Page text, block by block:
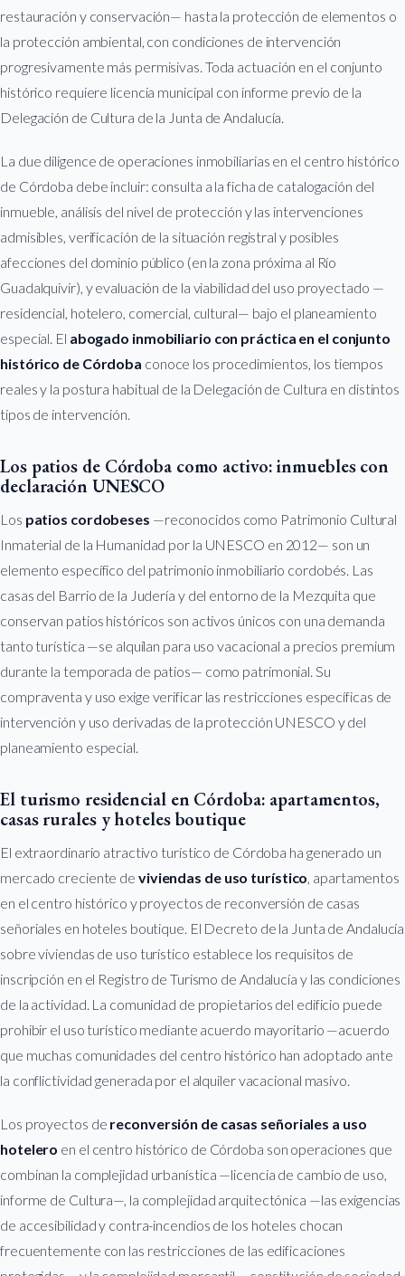
restauración y conservación— hasta la protección de elementos o
la protección ambiental, con condiciones de intervención
progresivamente más permisivas. Toda actuación en el conjunto
histórico requiere licencia municipal con informe previo de la
Delegación de Cultura de la Junta de Andalucía.
La due diligence de operaciones inmobiliarias en el centro histórico
de Córdoba debe incluir: consulta a la ficha de catalogación del
inmueble, análisis del nivel de protección y las intervenciones
admisibles, verificación de la situación registral y posibles
afecciones del dominio público (en la zona próxima al Río
Guadalquivir), y evaluación de la viabilidad del uso proyectado —
residencial, hotelero, comercial, cultural— bajo el planeamiento
especial. El abogado inmobiliario con práctica en el conjunto
histórico de Córdoba conoce los procedimientos, los tiempos
reales y la postura habitual de la Delegación de Cultura en distintos
tipos de intervención.
Los patios de Córdoba como activo: inmuebles con
declaración UNESCO
Los patios cordobeses —reconocidos como Patrimonio Cultural
Inmaterial de la Humanidad por la UNESCO en 2012— son un
elemento específico del patrimonio inmobiliario cordobés. Las
casas del Barrio de la Judería y del entorno de la Mezquita que
conservan patios históricos son activos únicos con una demanda
tanto turística —se alquilan para uso vacacional a precios premium
durante la temporada de patios— como patrimonial. Su
compraventa y uso exige verificar las restricciones específicas de
intervención y uso derivadas de la protección UNESCO y del
planeamiento especial.
El turismo residencial en Córdoba: apartamentos,
casas rurales y hoteles boutique
El extraordinario atractivo turístico de Córdoba ha generado un
mercado creciente de viviendas de uso turístico, apartamentos
en el centro histórico y proyectos de reconversión de casas
señoriales en hoteles boutique. El Decreto de la Junta de Andalucía
sobre viviendas de uso turístico establece los requisitos de
inscripción en el Registro de Turismo de Andalucía y las condiciones
de la actividad. La comunidad de propietarios del edificio puede
prohibir el uso turístico mediante acuerdo mayoritario —acuerdo
que muchas comunidades del centro histórico han adoptado ante
la conflictividad generada por el alquiler vacacional masivo.
Los proyectos de reconversión de casas señoriales a uso
hotelero en el centro histórico de Córdoba son operaciones que
combinan la complejidad urbanística —licencia de cambio de uso,
informe de Cultura—, la complejidad arquitectónica —las exigencias
de accesibilidad y contra-incendios de los hoteles chocan
frecuentemente con las restricciones de las edificaciones